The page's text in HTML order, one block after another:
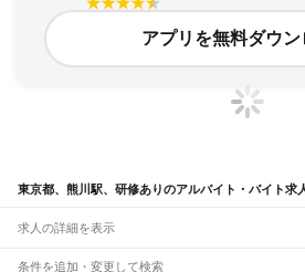
アプリを無料ダウン
東京都、熊川駅、研修ありのアルバイト・バイト求
求人の詳細を表示
条件を追加・変更して検索